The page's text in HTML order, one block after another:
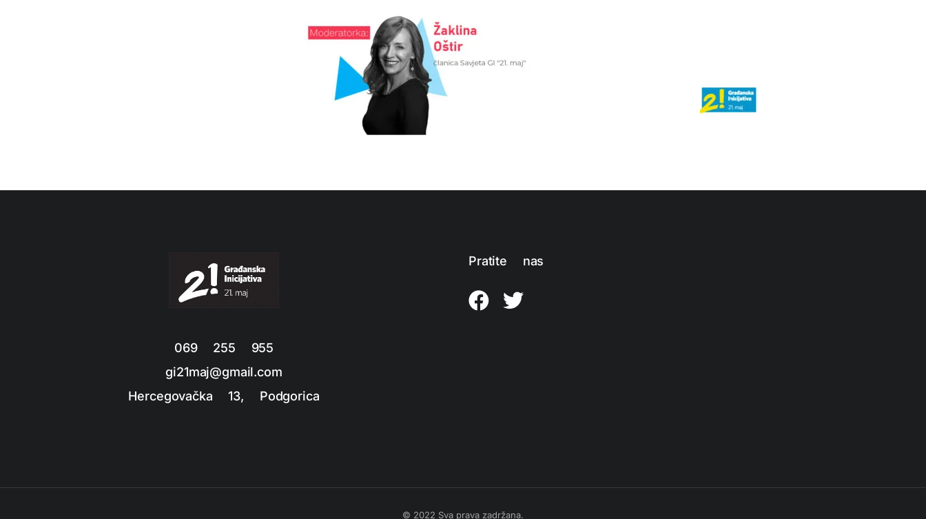
069 255 955
gi21maj@gmail.com
Hercegovačka 13, Podgorica
Pratite nas
© 2022 Sva prava zadržana.